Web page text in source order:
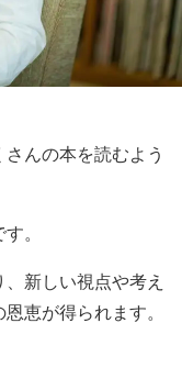
んの本を読むよう
。
新しい視点や考え
恵が得られます。